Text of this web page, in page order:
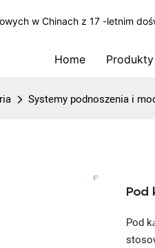
w Chinach z 17 -letnim
Home Produkty
Systemy podnoszenia i
Pod
Pod